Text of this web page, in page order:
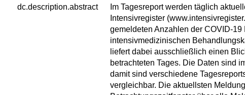
dc.description.abstract
Im Tagesreport werden täglich
Intensivregister
gemeldeten Anzahlen der COVID-
intensivmedizinischen
liefert dabei ausschließlich einen
betrachteten Tages. Die Daten sind
damit sind verschiedene
vergleichbar. Die aktuellsten